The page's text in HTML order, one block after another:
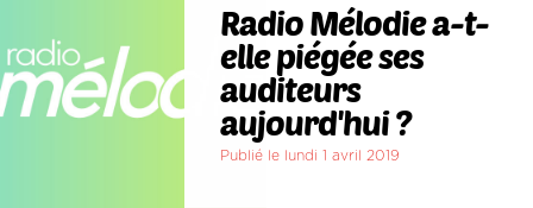
Radio Mélodie a-t-
elle piégée ses
auditeurs
aujourd'hui ?
Publié le lundi 1 avril 2019